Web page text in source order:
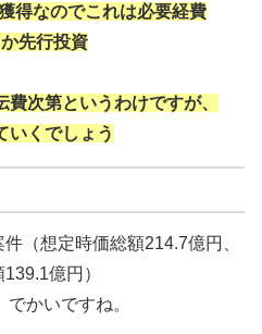
得なのでこれは必要経費
先行投資
次第というわけですが、
いくでしょう
件（想定時価総額214.7億円、
億円）
かいですね。